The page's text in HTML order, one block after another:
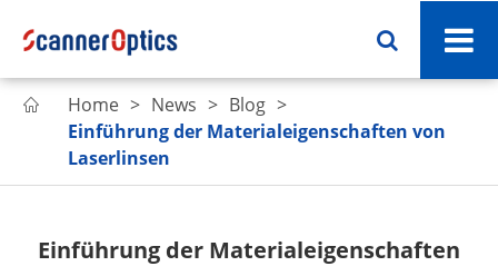
 Home News
Blog
Einführung der Materialeigenschaften von
Laserlinsen
Einführung der Materialeigenschaften